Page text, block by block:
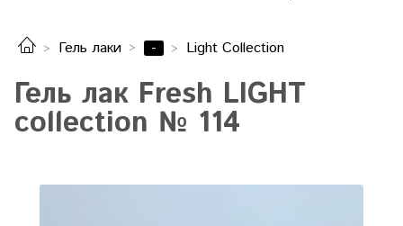
Гель лаки - Light Collection
Гель лак Fresh LIGHT
collection № 114